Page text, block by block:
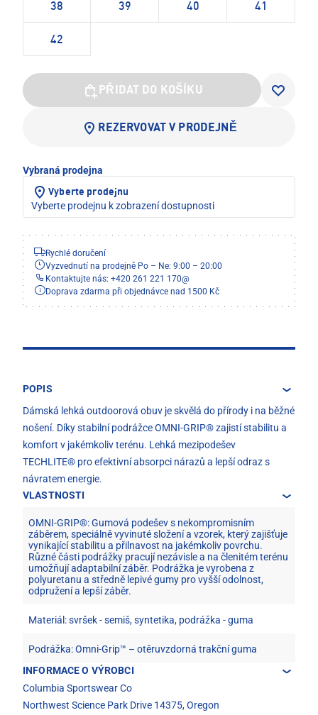
38 39 40 41
42
PŘIDAT DO KOŠÍKU
REZERVOVAT V PRODEJNĚ
Vybraná prodejna
Vyberte prodejnu
Vyberte prodejnu k zobrazení dostupnosti
Rychlé doručení
Vyzvednutí na prodejně Po – Ne: 9:00 – 20:00
Kontaktujte nás: +420 261 221 170@
Doprava zdarma při objednávce nad 1500 Kč
POPIS
Dámská lehká outdoorová obuv je skvělá do přírody i na běžné
nošení. Díky stabilní podrážce OMNI-GRIP® zajistí stabilitu a
komfort v jakémkoliv terénu. Lehká mezipodešev
TECHLITE® pro efektivní absorpci nárazů a lepší odraz s
návratem energie.
VLASTNOSTI
OMNI-GRIP®: Gumová podešev s nekompromisním
záběrem, speciálně vyvinuté složení a vzorek, který zajišťuje
vynikající stabilitu a přilnavost na jakémkoliv povrchu.
Různé části podrážky pracují nezávisle a na členitém terénu
umožňují adaptabilní záběr. Podrážka je vyrobena z
polyuretanu a středně lepivé gumy pro vyšší odolnost,
odpružení a lepší záběr.
Materiál: svršek - semiš, syntetika, podrážka - guma
Podrážka: Omni-Grip™ – otěruvzdorná trakční guma
INFORMACE O VÝROBCI
Columbia Sportswear Co
Northwest Science Park Drive 14375, Oregon